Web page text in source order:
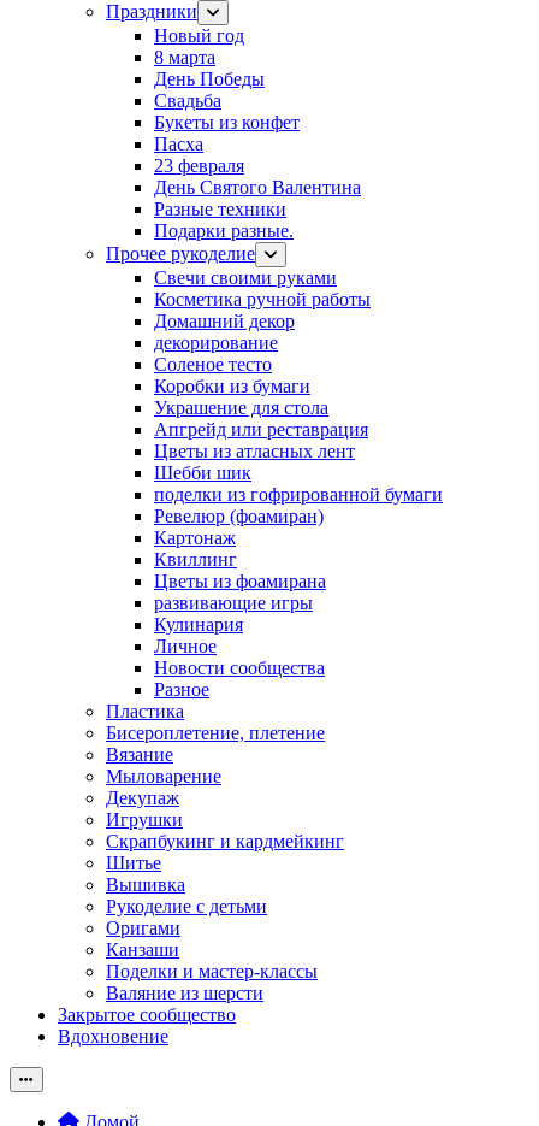
Праздники
Новый год
8 марта
День Победы
Свадьба
Букеты из конфет
Пасха
23 февраля
День Святого Валентина
Разные техники
Подарки разные.
Прочее рукоделие
Свечи своими руками
Косметика ручной работы
Домашний декор
декорирование
Соленое тесто
Коробки из бумаги
Украшение для стола
Апгрейд или реставрация
Цветы из атласных лент
Шебби шик
поделки из гофрированной бумаги
Ревелюр (фоамиран)
Картонаж
Квиллинг
Цветы из фоамирана
развивающие игры
Кулинария
Личное
Новости сообщества
Разное
Пластика
Бисероплетение, плетение
Вязание
Мыловарение
Декупаж
Игрушки
Скрапбукинг и кардмейкинг
Шитье
Вышивка
Рукоделие с детьми
Оригами
Канзаши
Поделки и мастер-классы
Валяние из шерсти
Закрытое сообщество
Вдохновение
Домой